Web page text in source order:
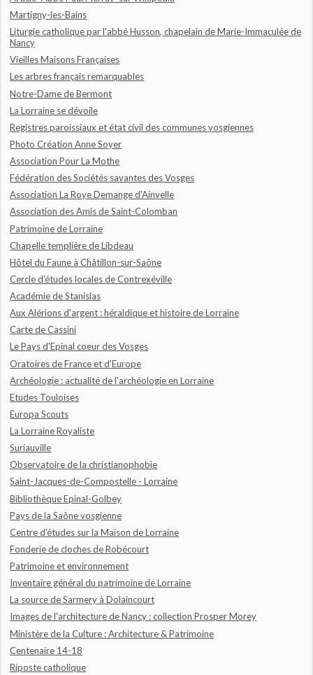
Martigny-les-Bains
Liturgie catholique par l'abbé Husson, chapelain de Marie-Immaculée de
Nancy
Vieilles Maisons Françaises
Les arbres français remarquables
Notre-Dame de Bermont
La Lorraine se dévoile
Registres paroissiaux et état civil des communes vosgiennes
Photo Création Anne Soyer
Association Pour La Mothe
Fédération des Sociétés savantes des Vosges
Association La Roye Demange d'Ainvelle
Association des Amis de Saint-Colomban
Patrimoine de Lorraine
Chapelle templière de Libdeau
Hôtel du Faune à Châtillon-sur-Saône
Cercle d'études locales de Contrexéville
Académie de Stanislas
Aux Alérions d'argent : héraldique et histoire de Lorraine
Carte de Cassini
Le Pays d'Epinal coeur des Vosges
Oratoires de France et d'Europe
Archéologie : actualité de l'archéologie en Lorraine
Etudes Touloises
Europa Scouts
La Lorraine Royaliste
Suriauville
Observatoire de la christianophobie
Saint-Jacques-de-Compostelle - Lorraine
Bibliothèque Epinal-Golbey
Pays de la Saône vosgienne
Centre d'études sur la Maison de Lorraine
Fonderie de cloches de Robécourt
Patrimoine et environnement
Inventaire général du patrimoine de Lorraine
La source de Sarmery à Dolaincourt
Images de l'architecture de Nancy : collection Prosper Morey
Ministère de la Culture : Architecture & Patrimoine
Centenaire 14-18
Riposte catholique